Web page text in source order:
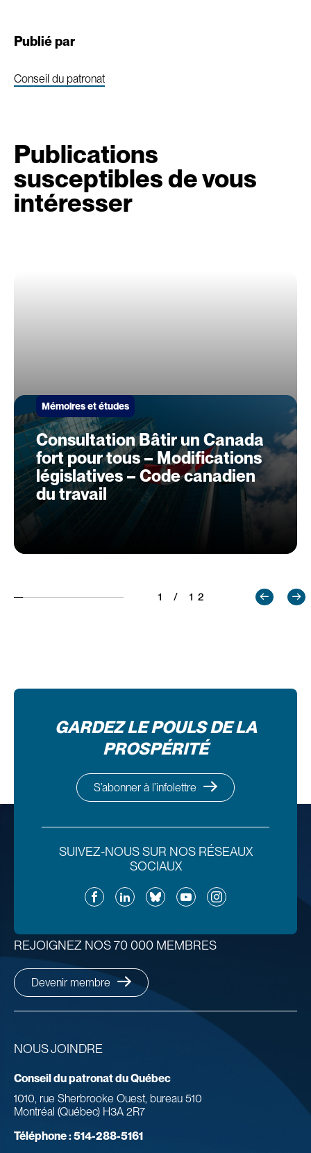
Publié par
Conseil du patronat
Publications
susceptibles de vous
intéresser
Mémoires et études
Consultation Bâtir un Canada
fort pour tous – Modifications
législatives – Code canadien
du travail
1 / 12
GARDEZ LE POULS DE LA
PROSPÉRITÉ
S’abonner à l’infolettre
SUIVEZ-NOUS SUR NOS RÉSEAUX
SOCIAUX
FacebookLinkedInBlueskyYouTubeInstagram
NOUS JOINDRE
Conseil du patronat du Québec
1010, rue Sherbrooke Ouest, bureau 510
Montréal (Québec) H3A 2R7
Téléphone :514-288-5161
REJOIGNEZ NOS 70 000 MEMBRES
Devenir membre